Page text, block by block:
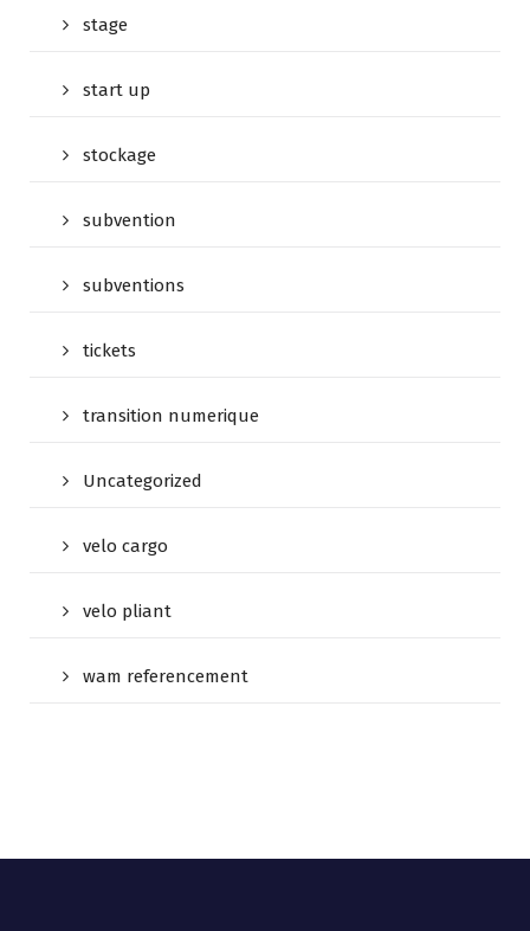
stage
start up
stockage
subvention
subventions
tickets
transition numerique
Uncategorized
velo cargo
velo pliant
wam referencement